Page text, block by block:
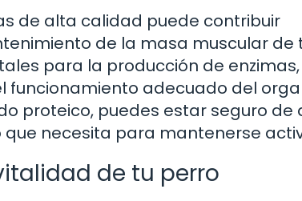
de alta calidad puede contribuir
de la masa muscular de
para la producción de
adecuado del
proteico, puedes estar seguro de
necesita para mantenerse
de tu perro